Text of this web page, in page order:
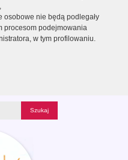
osobowe nie będą podlegały
procesom podejmowania
w tym profilowaniu.